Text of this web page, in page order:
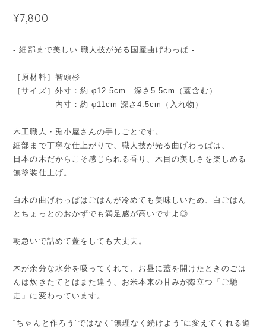
¥7,800
- 細部まで美しい 職人技が光る国産曲げわっぱ -
［原材料］智頭杉
［サイズ］外寸：約 φ12.5cm 深さ5.5cm（蓋含む）
内寸：約 φ11cm 深さ4.5cm（入れ物）
木工職人・兎小屋さんの手しごとです。
細部まで丁寧な仕上がりで、職人技が光る曲げわっぱは、
日本の木だからこそ感じられる香り、木目の美しさを楽しめる
無塗装仕上げ。
白木の曲げわっぱはごはんが冷めても美味しいため、白ごはん
とちょっとのおかずでも満足感が高いですよ◎
朝急いで詰めて蓋をしても大丈夫。
木が余分な水分を吸ってくれて、お昼に蓋を開けたときのごは
んは炊きたてとはまた違う、お米本来の甘みが際立つ「ご馳
走」に変わっています。
“ちゃんと作ろう”ではなく“無理なく続けよう”に変えてくれる道